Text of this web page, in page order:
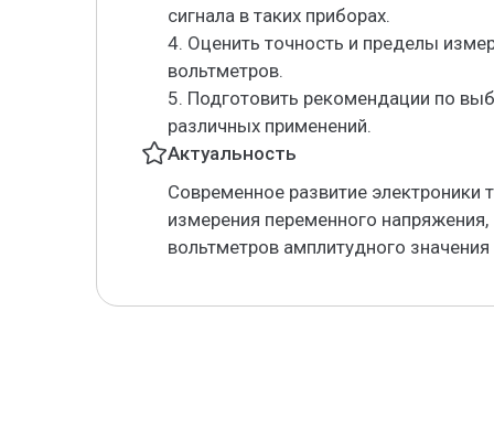
сигнала в таких приборах.
4. Оценить точность и пределы
вольтметров.
5. Подготовить рекомендации по
различных применений.
Актуальность
Современное развитие
измерения переменного
вольтметров амплитудного